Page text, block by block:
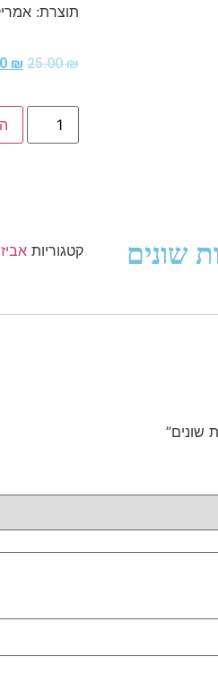
תוצרת:
25.00₪
₪
קטגוריות